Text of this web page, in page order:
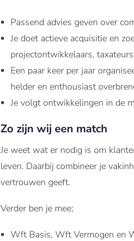
Passend advies geven over
Je doet actieve acquisitie en
projectontwikkelaars,
Een paar keer per jaar
helder en enthousiast
Je volgt ontwikkelingen in de
Zo zijn wij een match
Je weet wat er nodig is om
leven. Daarbij combineer je
vertrouwen geeft.
Verder ben je mee;
Wft Basis, Wft Vermogen en